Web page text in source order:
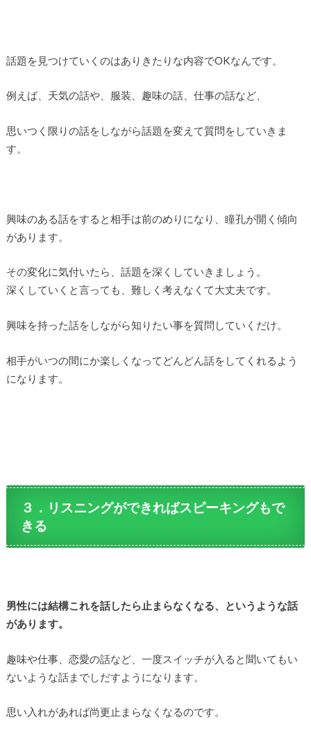
話題を見つけていくのはありきたりな内容でOKなんです。
例えば、天気の話や、服装、趣味の話、仕事の話など、
思いつく限りの話をしながら話題を変えて質問をしていきま
す。
興味のある話をすると相手は前のめりになり、瞳孔が開く傾向
があります。
その変化に気付いたら、話題を深くしていきましょう。
深くしていくと言っても、難しく考えなくて大丈夫です。
興味を持った話をしながら知りたい事を質問していくだけ。
相手がいつの間にか楽しくなってどんどん話をしてくれるよう
になります。
３．リスニングができればスピーキングもで
きる
男性には結構これを話したら止まらなくなる、というような話
があります。
趣味や仕事、恋愛の話など、一度スイッチが入ると聞いてもい
ないような話までしだすようになります。
思い入れがあれば尚更止まらなくなるのです。